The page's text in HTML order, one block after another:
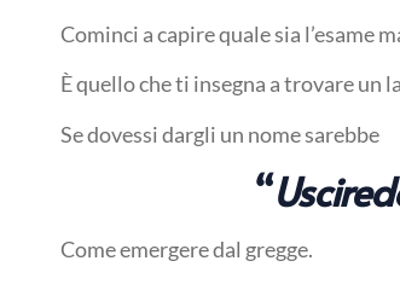
Cominci a capire quale sia l’esame
È quello che ti insegna a trovare un
Se dovessi dargli un nome sarebbe
“
Come emergere dal gregge.